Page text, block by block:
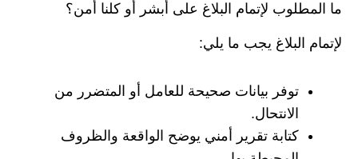
ما المطلوب لإتمام البلاغ على أبشر أو كلنا أمن؟
لإتمام البلاغ يجب ما يلي:
توفر بيانات صحيحة للعامل أو المتضرر من
الانتحال.
كتابة تقرير أمني يوضح الواقعة والظروف